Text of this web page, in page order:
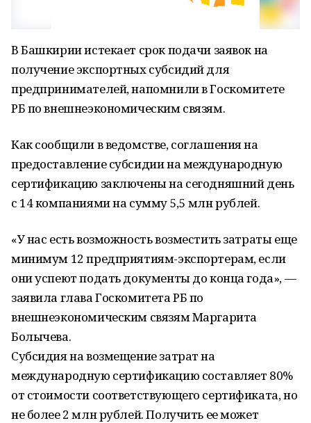
В Башкирии истекает срок подачи заявок на
получение экспортных субсидий для
предпринимателей, напомнили в Госкомитете
РБ по внешнеэкономическим связям.
Как сообщили в ведомстве, соглашения на
предоставление субсидии на международную
сертификацию заключены на сегодняшний день
с 14 компаниями на сумму 5,5 млн рублей.
«У нас есть возможность возместить затраты еще
минимум 12 предприятиям-экспортерам, если
они успеют подать документы до конца года», —
заявила глава Госкомитета РБ по
внешнеэкономическим связям Маргарита
Болычева.
Субсидия на возмещение затрат на
международную сертификацию составляет 80%
от стоимости соответствующего сертификата, но
не более 2 млн рублей. Получить ее может